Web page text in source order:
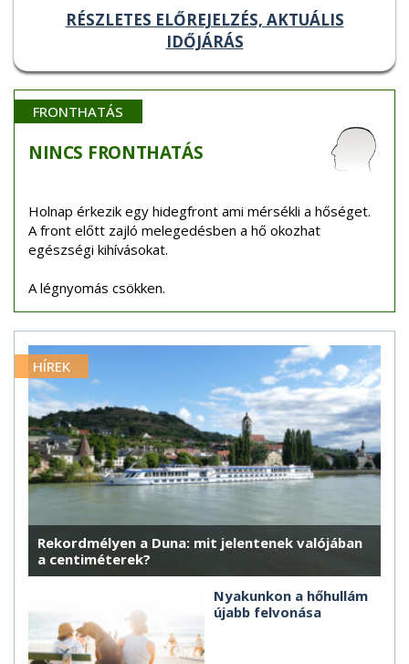
RÉSZLETES ELŐREJELZÉS, AKTUÁLIS
IDŐJÁRÁS
FRONTHATÁS
NINCS FRONTHATÁS
Holnap érkezik egy hidegfront ami mérsékli a hőséget.
A front előtt zajló melegedésben a hő okozhat
egészségi kihívásokat.
A légnyomás csökken.
HÍREK
Rekordmélyen a Duna: mit jelentenek valójában
a centiméterek?
Nyakunkon a hőhullám
újabb felvonása